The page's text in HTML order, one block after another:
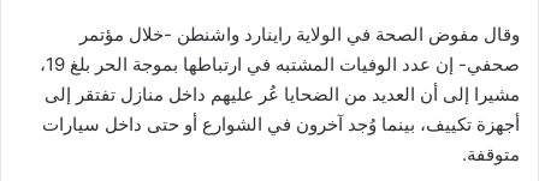
وقال مفوض الصحة في الولاية راينارد واشنطن -خلال مؤتمر
صحفي- إن عدد الوفيات المشتبه في ارتباطها بموجة الحر بلغ 19،
مشيرا إلى أن العديد من الضحايا عُر عليهم داخل منازل تفتقر إلى
أجهزة تكييف، بينما وُجد آخرون في الشوارع أو حتى داخل سيارات
متوقفة.